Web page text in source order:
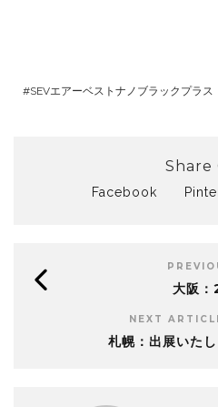
SEVエアーベストナノブラックプラス
Share
Facebook
大阪
NEXT
札幌：出展いた